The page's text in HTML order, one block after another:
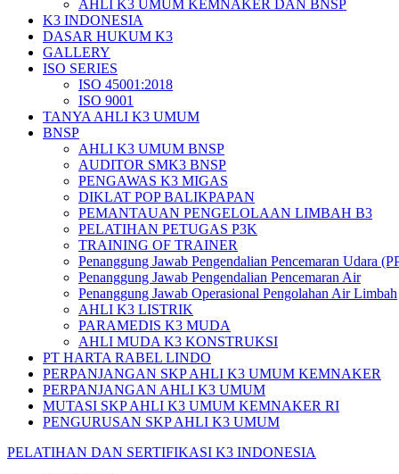
AHLI K3 UMUM KEMNAKER DAN BNSP
K3 INDONESIA
DASAR HUKUM K3
GALLERY
ISO SERIES
ISO 45001:2018
ISO 9001
TANYA AHLI K3 UMUM
BNSP
AHLI K3 UMUM BNSP
AUDITOR SMK3 BNSP
PENGAWAS K3 MIGAS
DIKLAT POP BALIKPAPAN
PEMANTAUAN PENGELOLAAN LIMBAH B3
PELATIHAN PETUGAS P3K
TRAINING OF TRAINER
Penanggung Jawab Pengendalian Pencemaran Udara
Penanggung Jawab Pengendalian Pencemaran Air
Penanggung Jawab Operasional Pengolahan Air Limbah
AHLI K3 LISTRIK
PARAMEDIS K3 MUDA
AHLI MUDA K3 KONSTRUKSI
PT HARTA RABEL LINDO
PERPANJANGAN SKP AHLI K3 UMUM KEMNAKER
PERPANJANGAN AHLI K3 UMUM
MUTASI SKP AHLI K3 UMUM KEMNAKER RI
PENGURUSAN SKP AHLI K3 UMUM
PELATIHAN DAN SERTIFIKASI K3 INDONESIA